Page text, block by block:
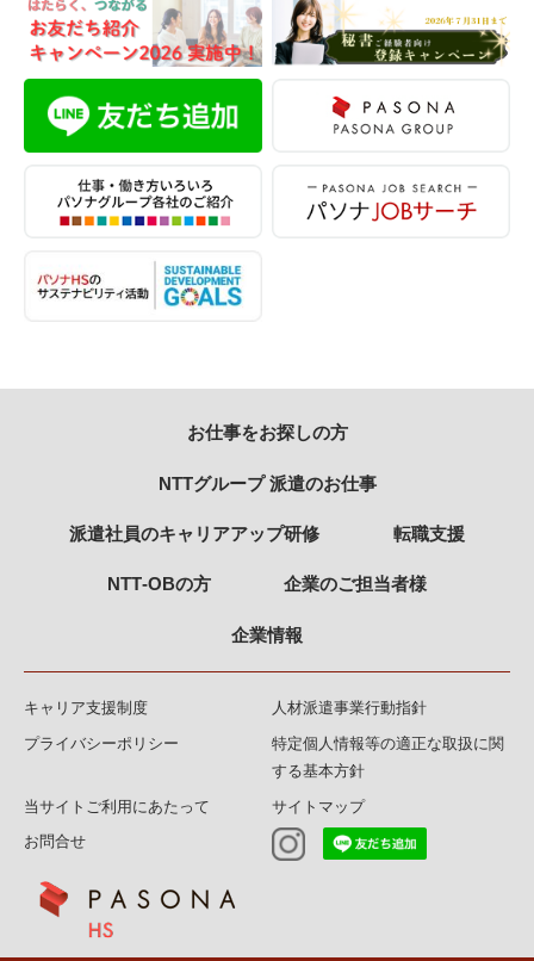
お仕事をお探しの方
NTTグループ 派遣のお仕事
派遣社員のキャリアアップ研修 転職支援
NTT‐OBの方 企業のご担当者様
企業情報
キャリア支援制度
人材派遣事業行動指針
プライバシーポリシー
特定個人情報等の適正な取扱に関
する基本方針
当サイトご利用にあたって
サイトマップ
お問合せ